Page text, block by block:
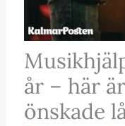
år – här
önskade